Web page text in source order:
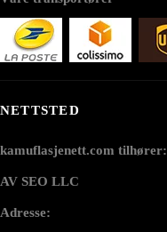
NETTSTED
kamuflasjenett.com tilhører:
AV SEO LLC
Adresse: